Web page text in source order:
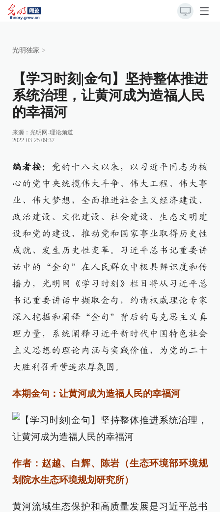
光明独家 >
【学习时刻|金句】坚持整体推进
系统治理，让黄河成为造福人民
的幸福河
来源： 光明网-理论频道
2022-03-25 09:37
编者按：
党的十八大以来，以习近平同志为核
心的党中央统揽伟大斗争、伟大工程、伟大事
业、伟大梦想，全面推进社会主义经济建设、
政治建设、文化建设、社会建设、生态文明建
设和党的建设，推动党和国家事业取得历史性
成就、发生历史性变革。习近平总书记重要讲
话中的“金句”在人民群众中极具辨识度和传
播力，光明网《学习时刻》栏目将从习近平总
书记重要讲话中撷取金句，约请权威理论专家
深入挖掘和阐释“金句”背后的马克思主义真
理力量，系统阐释习近平新时代中国特色社会
主义思想的理论内涵与实践价值，为党的二十
大胜利召开营造浓厚氛围。
本期金句：让黄河成为造福人民的幸福河
作者：赵越、白辉、陈岩（生态环境部环境规
划院水生态环境规划研究所）
黄河流域生态保护和高质量发展是习近平总书